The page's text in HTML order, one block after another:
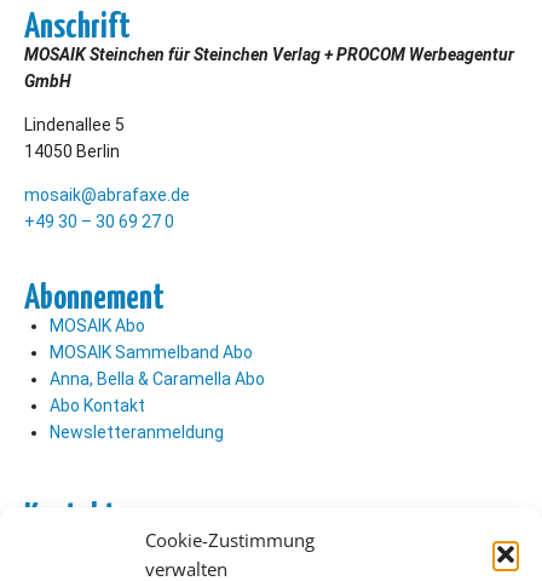
Cookie-Zustimmung
verwalten
Anschrift
MOSAIK Steinchen für Steinchen Verlag + PROCOM Werbeagentur
GmbH
Lindenallee 5
14050 Berlin
mosaik@abrafaxe.de
+49 30 – 30 69 27 0
Abonnement
MOSAIK Abo
MOSAIK Sammelband Abo
Anna, Bella & Caramella Abo
Abo Kontakt
Newsletteranmeldung
Kontakt
Verlag Kontakt